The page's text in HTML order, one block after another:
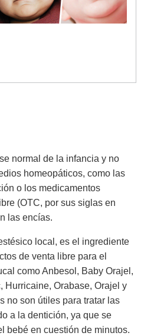
normal de la infancia y no
homeopáticos, como las
o los medicamentos
(OTC, por sus siglas en
las encías.
local, es el ingrediente
de venta libre para el
como Anbesol, Baby Orajel,
Hurricaine, Orabase, Orajel y
no son útiles para tratar las
a la dentición, ya que se
bebé en cuestión de minutos.